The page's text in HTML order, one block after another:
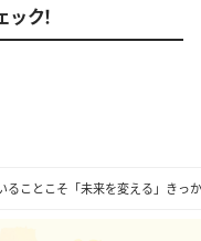
ることこそ「未来を変える」きっ
ク！